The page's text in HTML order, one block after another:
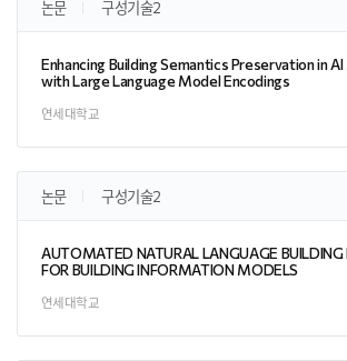
논문 구성기술2
Enhancing Building Semantics Preservation in
with Large Language Model Encodings
연세대학교
논문 구성기술2
AUTOMATED NATURAL LANGUAGE BUILDING
FOR BUILDING INFORMATION MODELS
연세대학교